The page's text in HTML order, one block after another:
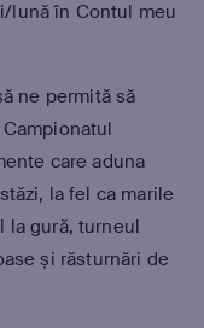
lună în Contul meu
ne permită să
care aduna
la fel ca marile
la gură, turneul
și răsturnări de